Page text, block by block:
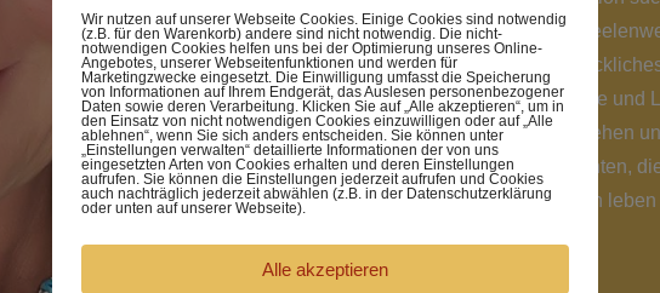
Herz- und
wahrhaft
Liebe, Freude und
Kinder verstehen
fördern möchten,
Beziehungen leben
Wir nutzen auf unserer Webseite Cookies. Einige Cookies sind notwendig
(z.B. für den Warenkorb) andere sind nicht notwendig. Die nicht-
notwendigen Cookies helfen uns bei der Optimierung unseres Online-
Angebotes, unserer Webseitenfunktionen und werden für
Marketingzwecke eingesetzt. Die Einwilligung umfasst die Speicherung
von Informationen auf Ihrem Endgerät, das Auslesen personenbezogener
Daten sowie deren Verarbeitung. Klicken Sie auf „Alle akzeptieren“, um in
den Einsatz von nicht notwendigen Cookies einzuwilligen oder auf „Alle
ablehnen“, wenn Sie sich anders entscheiden. Sie können unter
„Einstellungen verwalten“ detaillierte Informationen der von uns
eingesetzten Arten von Cookies erhalten und deren Einstellungen
aufrufen. Sie können die Einstellungen jederzeit aufrufen und Cookies
auch nachträglich jederzeit abwählen (z.B. in der Datenschutzerklärung
oder unten auf unserer Webseite).
Alle akzeptieren